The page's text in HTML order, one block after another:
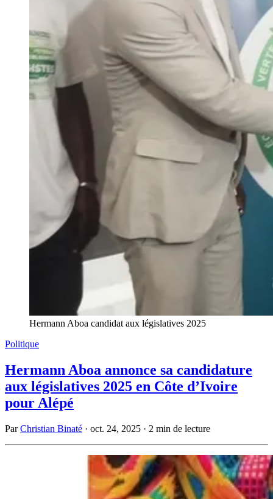
Hermann Aboa candidat aux législatives 2025
Politique
Hermann Aboa annonce sa candidature
aux législatives 2025 en Côte d’Ivoire
pour Alépé
ParChristian Binaté · oct. 24, 2025 · 2 min de lecture